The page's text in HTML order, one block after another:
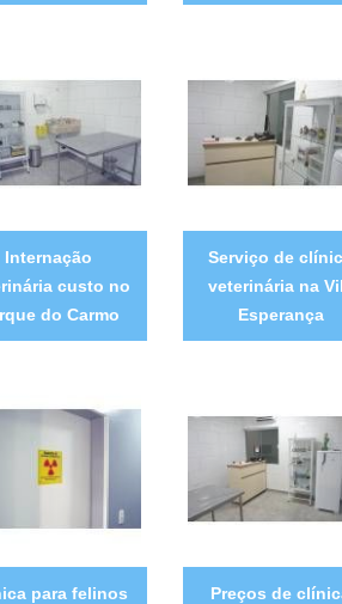
Internação
custo no
do Carmo
Serviço de
veterinária na
Esperança
para felinos
Preços de